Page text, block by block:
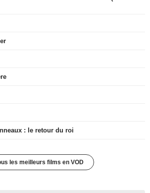
: le retour du roi
les meilleurs films en VOD